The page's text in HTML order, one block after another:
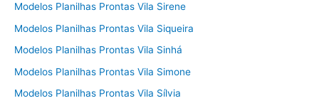
Modelos Planilhas Prontas Vila Sirene
Modelos Planilhas Prontas Vila Siqueira
Modelos Planilhas Prontas Vila Sinhá
Modelos Planilhas Prontas Vila Simone
Modelos Planilhas Prontas Vila Sílvia